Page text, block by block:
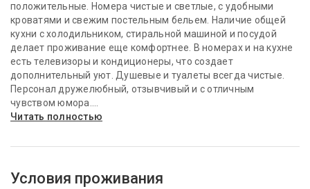
положительные. Номера чистые и светлые, с удобными
кроватями и свежим постельным бельем. Наличие общей
кухни с холодильником, стиральной машиной и посудой
делает проживание еще комфортнее. В номерах и на кухне
есть телевизоры и кондиционеры, что создает
дополнительный уют. Душевые и туалеты всегда чистые.
Персонал дружелюбный, отзывчивый и с отличным
чувством юмора....
Читать полностью
Условия проживания